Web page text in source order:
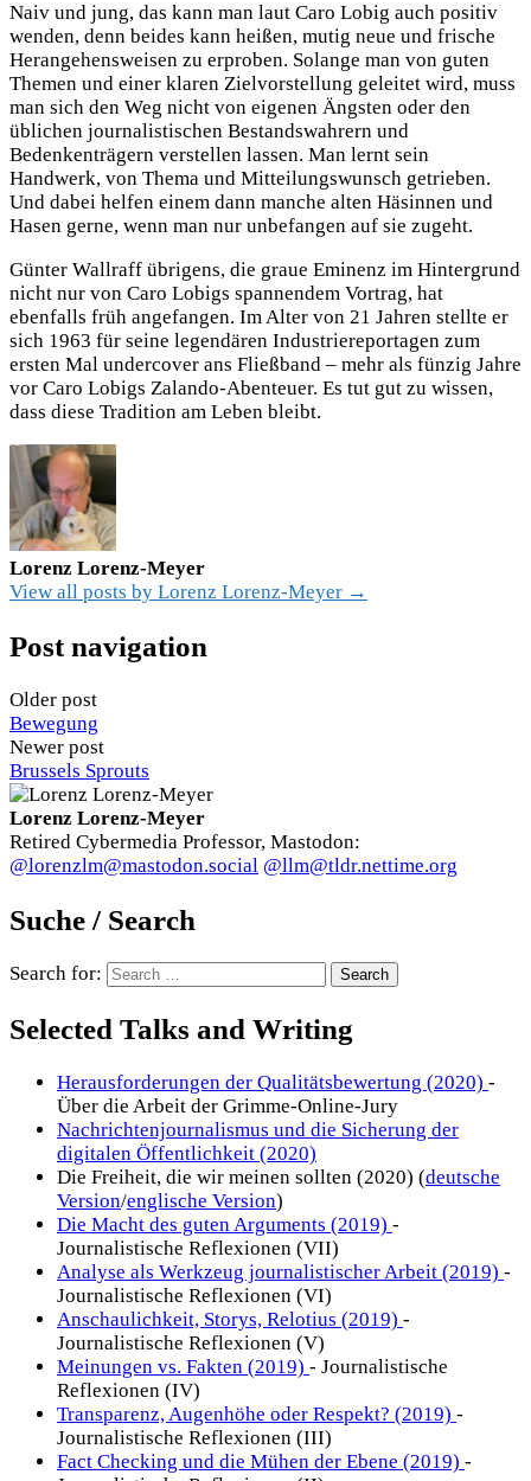
Naiv und jung, das kann man laut Caro Lobig auch positiv
wenden, denn beides kann heißen, mutig neue und frische
Herangehensweisen zu erproben. Solange man von guten
Themen und einer klaren Zielvorstellung geleitet wird, muss
man sich den Weg nicht von eigenen Ängsten oder den
üblichen journalistischen Bestandswahrern und
Bedenkenträgern verstellen lassen. Man lernt sein
Handwerk, von Thema und Mitteilungswunsch getrieben.
Und dabei helfen einem dann manche alten Häsinnen und
Hasen gerne, wenn man nur unbefangen auf sie zugeht.
Günter Wallraff übrigens, die graue Eminenz im Hintergrund
nicht nur von Caro Lobigs spannendem Vortrag, hat
ebenfalls früh angefangen. Im Alter von 21 Jahren stellte er
sich 1963 für seine legendären Industriereportagen zum
ersten Mal undercover ans Fließband – mehr als fünzig Jahre
vor Caro Lobigs Zalando-Abenteuer. Es tut gut zu wissen,
dass diese Tradition am Leben bleibt.
Lorenz Lorenz-Meyer
View all posts by Lorenz Lorenz-Meyer →
Post navigation
Older post
Bewegung
Newer post
Brussels Sprouts
Lorenz Lorenz-Meyer
Retired Cybermedia Professor, Mastodon:
@lorenzlm@mastodon.social @llm@tldr.nettime.org
Suche / Search
Search for:
Selected Talks and Writing
Herausforderungen der Qualitätsbewertung (2020) -
Über die Arbeit der Grimme-Online-Jury
Nachrichtenjournalismus und die Sicherung der
digitalen Öffentlichkeit (2020)
Die Freiheit, die wir meinen sollten (2020) (deutsche
Version/englische Version)
Die Macht des guten Arguments (2019) -
Journalistische Reflexionen (VII)
Analyse als Werkzeug journalistischer Arbeit (2019) -
Journalistische Reflexionen (VI)
Anschaulichkeit, Storys, Relotius (2019) -
Journalistische Reflexionen (V)
Meinungen vs. Fakten (2019) - Journalistische
Reflexionen (IV)
Transparenz, Augenhöhe oder Respekt? (2019) -
Journalistische Reflexionen (III)
Fact Checking und die Mühen der Ebene (2019) -